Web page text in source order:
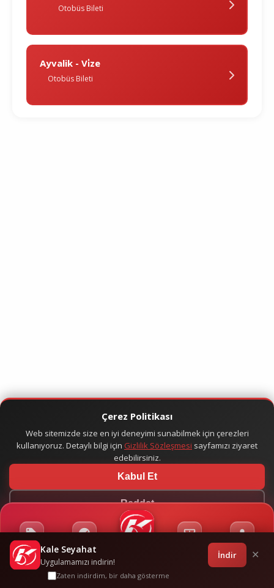
Otobüs Bileti
Ayvalik - Vi̇ze
Otobüs Bileti
Kampanyalar Sponsorluklar Giriş
Çerez Politikası
Web sitemizde size en iyi deneyimi sunabilmek için çerezleri
kullanıyoruz. Detaylı bilgi için Gizlilik Sözleşmesi sayfamızı ziyaret
edebilirsiniz.
Kabul Et
Reddet
Kale Seyahat
Uygulamamızı indirin!
İndir ✕
Zaten indirdim, bir daha gösterme